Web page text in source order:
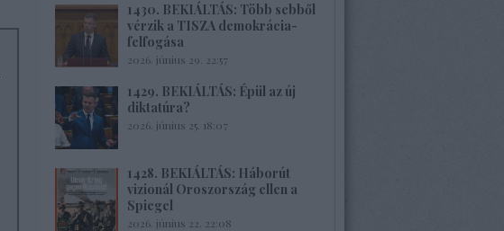
1430. BEKIÁLTÁS: Több sebből
vérzik a TISZA demokrácia-
felfogása
2026. június 29. 22:57
1429. BEKIÁLTÁS: Épül az új
diktatúra?
2026. június 25. 18:07
1428. BEKIÁLTÁS: Háborút
vizionál Oroszország ellen a
Spiegel
2026. június 22. 22:08